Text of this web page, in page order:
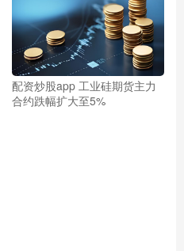
配资炒股app 工业硅期货主力
合约跌幅扩大至5%